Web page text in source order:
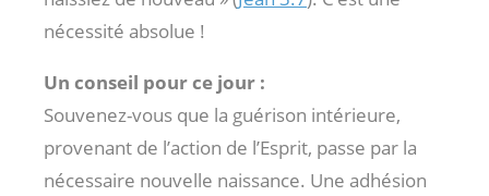
nécessité absolue !
Un conseil pour ce jour :
Souvenez-vous que la guérison intérieure,
provenant de l’action de l’Esprit, passe par la
nécessaire nouvelle naissance. Une adhésion